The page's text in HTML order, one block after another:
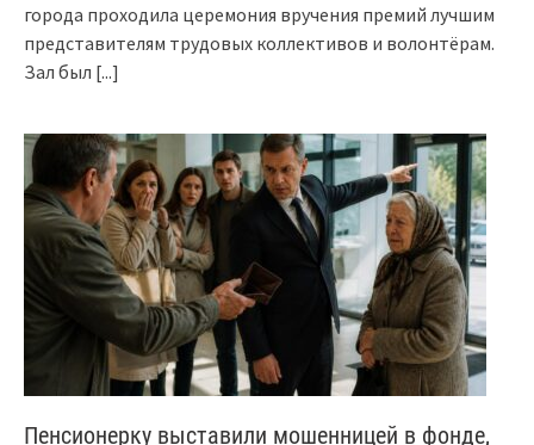
города проходила церемония вручения премий лучшим
представителям трудовых коллективов и волонтёрам.
Зал был [...]
Пенсионерку выставили мошенницей в фонде,